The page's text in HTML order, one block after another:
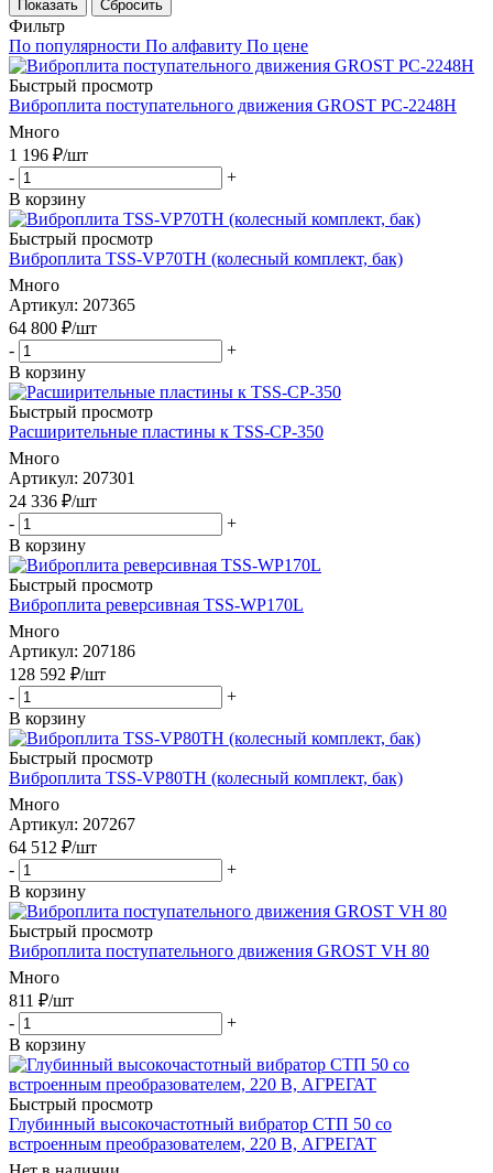
Показать Сбросить
Фильтр
По популярности По алфавиту По цене
Быстрый просмотр
Виброплита поступательного движения GROST PC-2248H
Много
1 196 ₽/шт
-
+
В корзину
Быстрый просмотр
Виброплита TSS-VP70TH (колесный комплект, бак)
Много
Артикул: 207365
64 800 ₽/шт
-
+
В корзину
Быстрый просмотр
Расширительные пластины к TSS-CP-350
Много
Артикул: 207301
24 336 ₽/шт
-
+
В корзину
Быстрый просмотр
Виброплита реверсивная TSS-WP170L
Много
Артикул: 207186
128 592 ₽/шт
-
+
В корзину
Быстрый просмотр
Виброплита TSS-VP80TH (колесный комплект, бак)
Много
Артикул: 207267
64 512 ₽/шт
-
+
В корзину
Быстрый просмотр
Виброплита поступательного движения GROST VH 80
Много
811 ₽/шт
-
+
В корзину
Быстрый просмотр
Глубинный высокочастотный вибратор СТП 50 со
встроенным преобразователем, 220 В, АГРЕГАТ